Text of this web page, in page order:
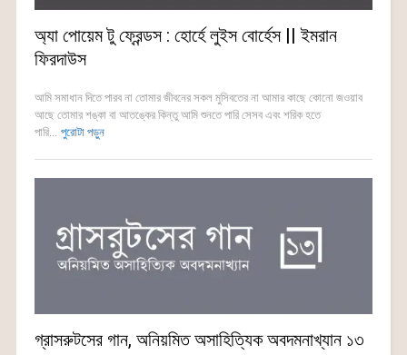
অ্যা পোয়েম টু ফ্রেন্ডস : হোর্হে লুইস বোর্হেস || ইমরান
ফিরদাউস
আমি সমাধান দিতে পারব না তোমার জীবনের সকল মুসিবতের না আমার কাছে কোনো জওয়াব
আছে তোমার শঙ্কা বা আতঙ্কের কিন্তু আমি শুনতে পারি সেসব এবং শরিক হতে
পারি... পুরোটা পড়ুন
গ্রাসরুটসের গান, অনিয়মিত অসাহিত্যিক অবদমনাখ্যান ১৩